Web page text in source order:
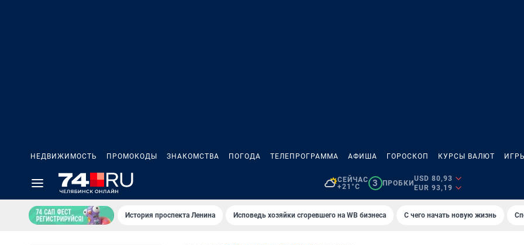
НЕДВИЖИМОСТЬ ПРОМОКОДЫ ЗНАКОМСТВА ПОГОДА ТЕЛЕПРОГРАММА АФИША ГОРОСКОП КУРСЫ ВАЛЮТ
СЕЙЧАС
+21°C
3 ПРОБКИ
USD 80,93
EUR 93,19
История проспекта Ленина Исповедь хозяйки сгоревшего на WB бизнеса С чего начать новую жизнь